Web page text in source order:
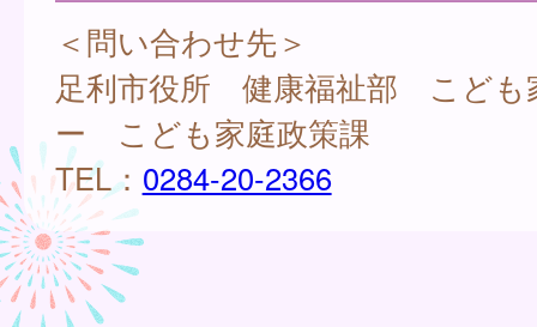
＜問い合わせ先＞
足利市役所 健康福祉部 こども
ー こども家庭政策課
TEL： 0284-20-2366